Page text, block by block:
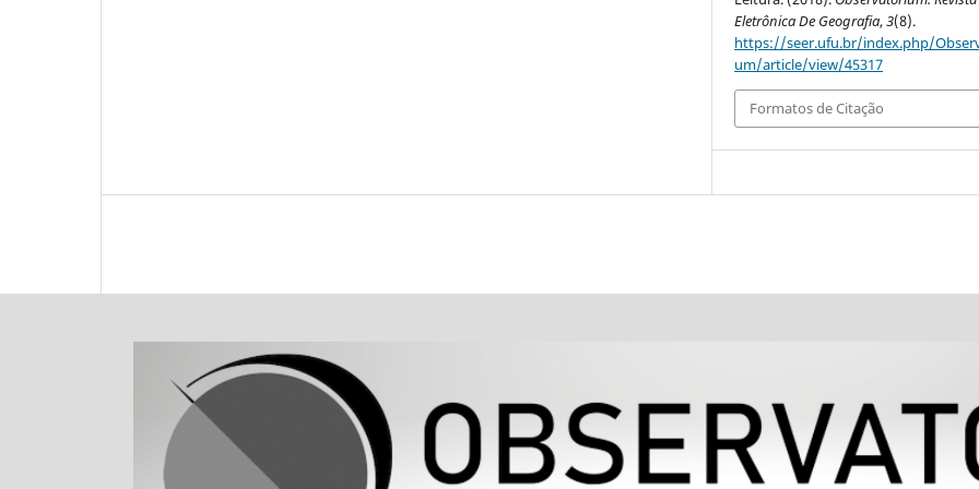
Eletrônica De Geografia,3(8).
https://seer.ufu.br/index.php/
um/article/view/45317
Formatos de Citação